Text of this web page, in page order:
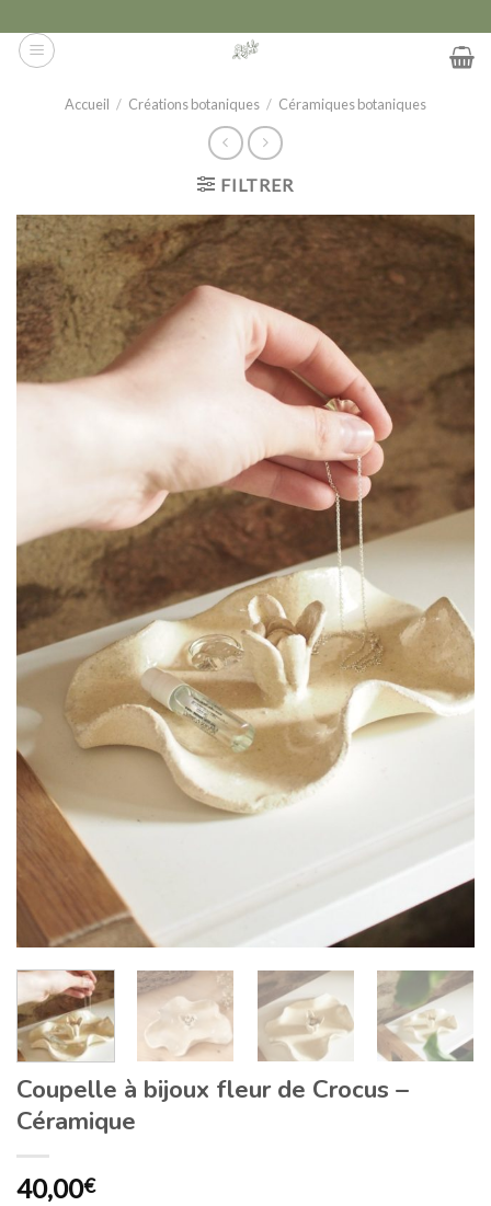
to
content
Accueil / Créations botaniques / Céramiques botaniques
FILTRER
Coupelle à bijoux fleur de Crocus –
Céramique
40,00€